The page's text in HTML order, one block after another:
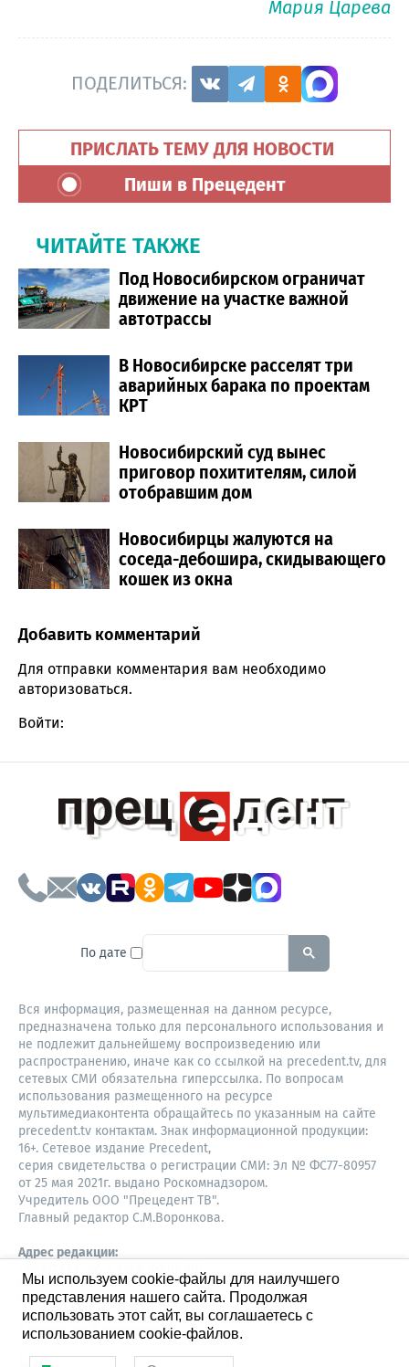
Мария Царева
ПОДЕЛИТЬСЯ:
ПРИСЛАТЬ ТЕМУ ДЛЯ НОВОСТИ
Пиши в Прецедент
ЧИТАЙТЕ ТАКЖЕ
Под Новосибирском ограничат
движение на участке важной
автотрассы
В Новосибирске расселят три
аварийных барака по проектам
КРТ
Новосибирский суд вынес
приговор похитителям, силой
отобравшим дом
Новосибирцы жалуются на
соседа-дебошира, скидывающего
кошек из окна
Comment section
Добавить комментарий
Для отправки комментария вам необходимо
авторизоваться.
Войти:
По дате To search this site, enter a
Вся информация, размещенная на данном ресурсе,
предназначена только для персонального использования и
не подлежит дальнейшему воспроизведению или
распространению, иначе как со ссылкой на precedent.tv, для
сетевых СМИ обязательна гиперссылка. По вопросам
использования размещенного на ресурсе
мультимедиаконтента обращайтесь по указанным на сайте
precedent.tv контактам. Знак информационной продукции:
16+. Сетевое издание Precedent,
серия свидетельства о регистрации СМИ: Эл № ФС77-80957
от 25 мая 2021г. выдано Роскомнадзором.
Учредитель ООО "Прецедент ТВ".
Главный редактор С.М.Воронкова.
Адрес редакции:
630087,
Новосибирск
8-960-779-12-96,
S.Voronkova@precedent.tv
Мы используем cookie-файлы для наилучшего
представления нашего сайта. Продолжая
использовать этот сайт, вы соглашаетесь с
использованием cookie-файлов.